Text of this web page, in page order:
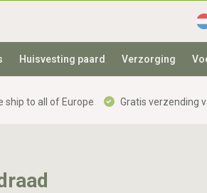
Huisvesting paard Verzorging
ship to all of Europe Gratis verzending